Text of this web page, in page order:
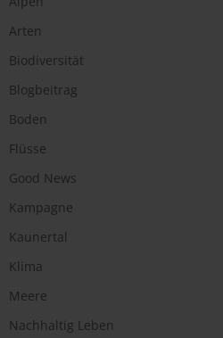
Arten
Biodiversität
Blogbeitrag
Boden
Flüsse
Good News
Kampagne
Kaunertal
Klima
Meere
Nachhaltig Leben